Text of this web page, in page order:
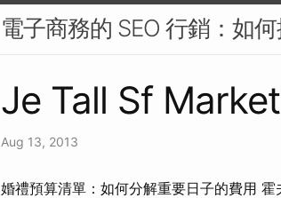
電子商務的 SEO 行銷：如
Je Tall Sf
Aug 13, 2013
婚禮預算清單：如何分解重要日子的費用